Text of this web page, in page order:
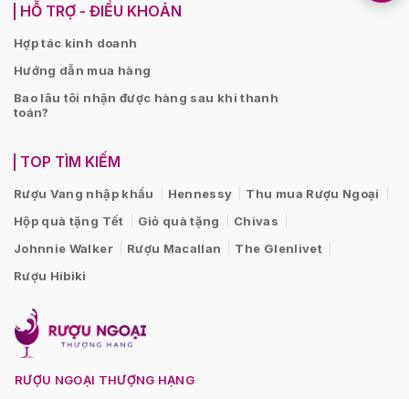
HỖ TRỢ - ĐIỀU KHOẢN
Hợp tác kinh doanh
Hướng dẫn mua hàng
Bao lâu tôi nhận được hàng sau khi thanh
toán?
TOP TÌM KIẾM
Rượu Vang nhập khẩu Hennessy
Thu mua Rượu Ngoại
Hộp quà tặng Tết
Giỏ quà tặng
Chivas
Johnnie Walker
Rượu Macallan
The Glenlivet
Rượu Hibiki
RƯỢU NGOẠI THƯỢNG HẠNG